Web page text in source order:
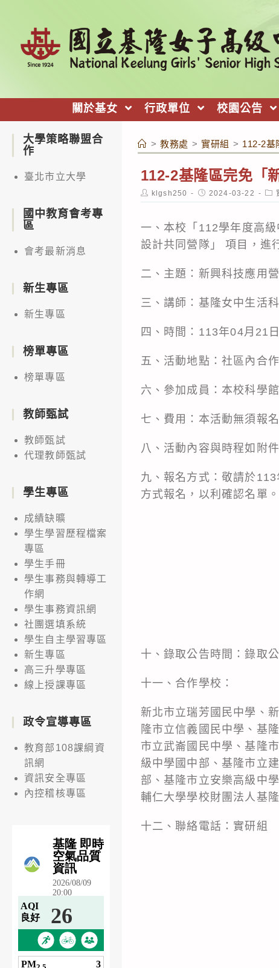
關於基女 行政單位 校園公告
> 教務處 > 實研組 > 112-2基
112-2基隆區完免「
Post
author:
klgsh250
Post
published:
2024-03-22
一、本校「112學年度高
設計共同營隊」 項目，進
二、主題：新興科技應用營
三、講師：基隆女中生活
四、時間：113年04月21
五、活動地點：社區內合
六、參加成員：本校科學
七、費用：本活動無須報
八、活動內容與時程如附件
九、報名方式：敬請於
方式報名，以利確認名單
十、錄取公告時間：錄取
十一、合作學校：
新北市立瑞芳國民中學、
隆市立信義國民中學、基
市立武崙國民中學、基隆
級中學國中部、基隆市立
部、基隆市立安樂高級中
輔仁大學學校財團法人基
十二、聯絡電話：實研
大學策略聯盟合
作
臺北市立大學
國中教育會考專
區
會考最新消息
新生專區
新生專區
榜單專區
榜單專區
教師甄試
教師甄試
代理教師甄試
學生專區
成績缺曠
學生學習歷程檔案
專區
學生手冊
學生事務與轉導工
作網
學生事務資訊網
社團選填系統
學生自主學習專區
新生專區
高三升學專區
線上授課專區
政令宣導專區
教育部108課綱資
訊網
資訊安全專區
內控稽核專區